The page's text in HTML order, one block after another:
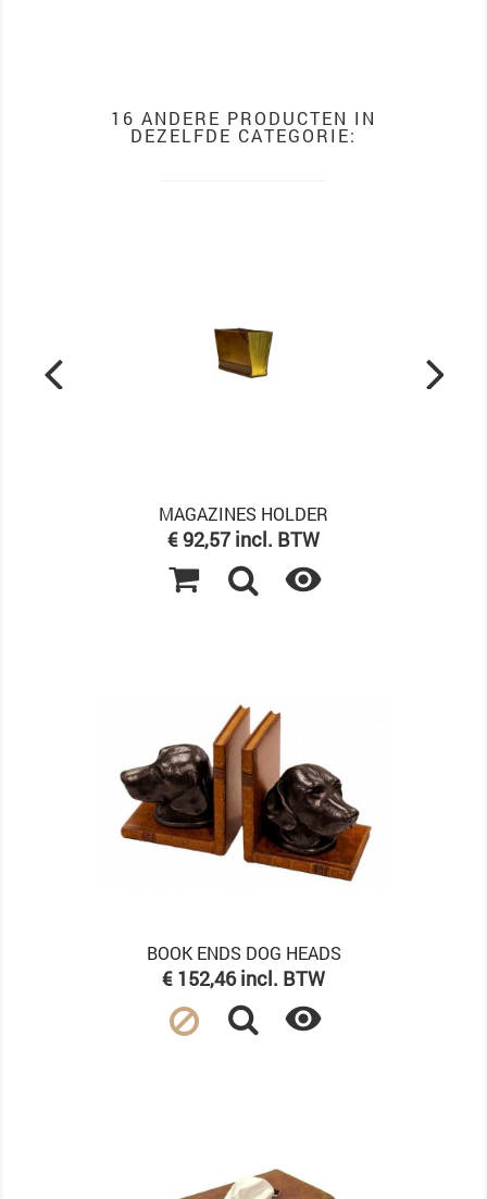
16 ANDERE PRODUCTEN IN
DEZELFDE CATEGORIE:
MAGAZINES HOLDER
Prijs
€ 92,57 incl. BTW

BOOK ENDS DOG HEADS
Prijs
€ 152,46 incl. BTW
